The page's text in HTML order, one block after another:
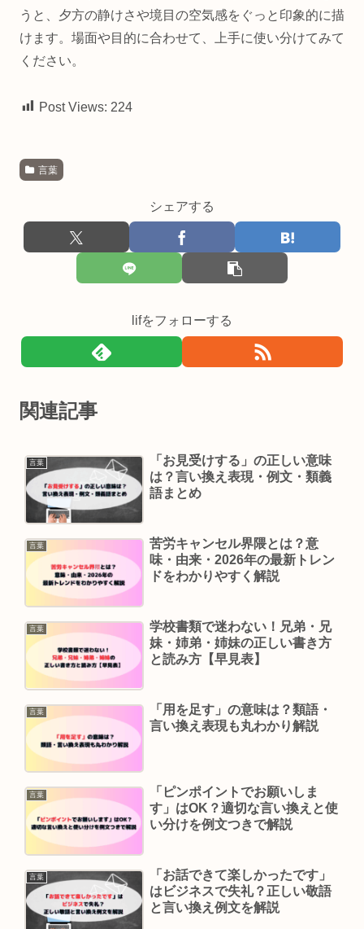
うと、夕方の静けさや境目の空気感をぐっと印象的に描
けます。場面や目的に合わせて、上手に使い分けてみて
ください。
Post Views: 224
言葉
シェアする
lifをフォローする
関連記事
言葉
「お見受けする」の正しい意味
は？言い換え表現・例文・類義
語まとめ
言葉
苦労キャンセル界隈とは？意
味・由来・2026年の最新トレン
ドをわかりやすく解説
言葉
学校書類で迷わない！兄弟・兄
妹・姉弟・姉妹の正しい書き方
と読み方【早見表】
言葉
「用を足す」の意味は？類語・
言い換え表現も丸わかり解説
言葉
「ピンポイントでお願いしま
す」はOK？適切な言い換えと使
い分けを例文つきで解説
言葉
「お話できて楽しかったです」
はビジネスで失礼？正しい敬語
と言い換え例文を解説